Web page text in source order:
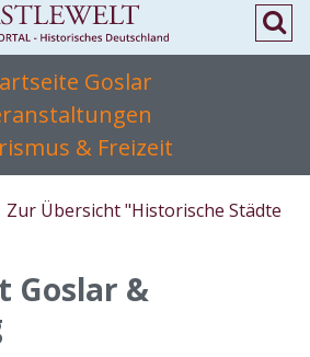
Goslar
& Freizeit
Zur Übersicht "Historische Städte
Goslar &